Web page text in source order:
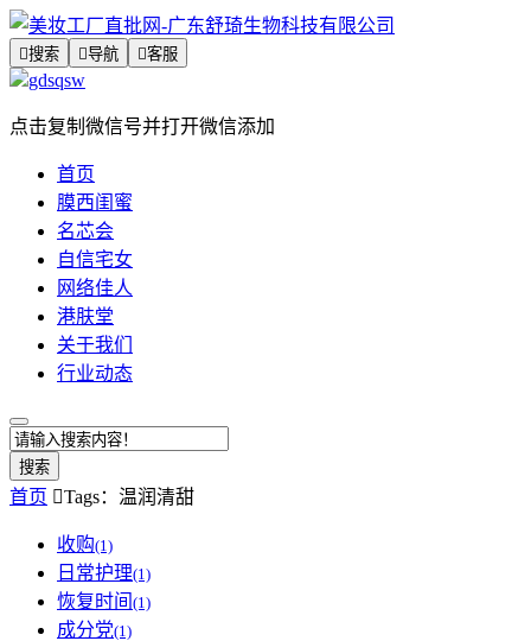
搜索 导航 客服
gdsqsw
点击复制微信号并打开微信添加
首页
膜西闺蜜
名芯会
自信宅女
网络佳人
港肤堂
关于我们
行业动态
搜索
首页 Tags：温润清甜
收购(1)
日常护理(1)
恢复时间 (1)
成分党(1)